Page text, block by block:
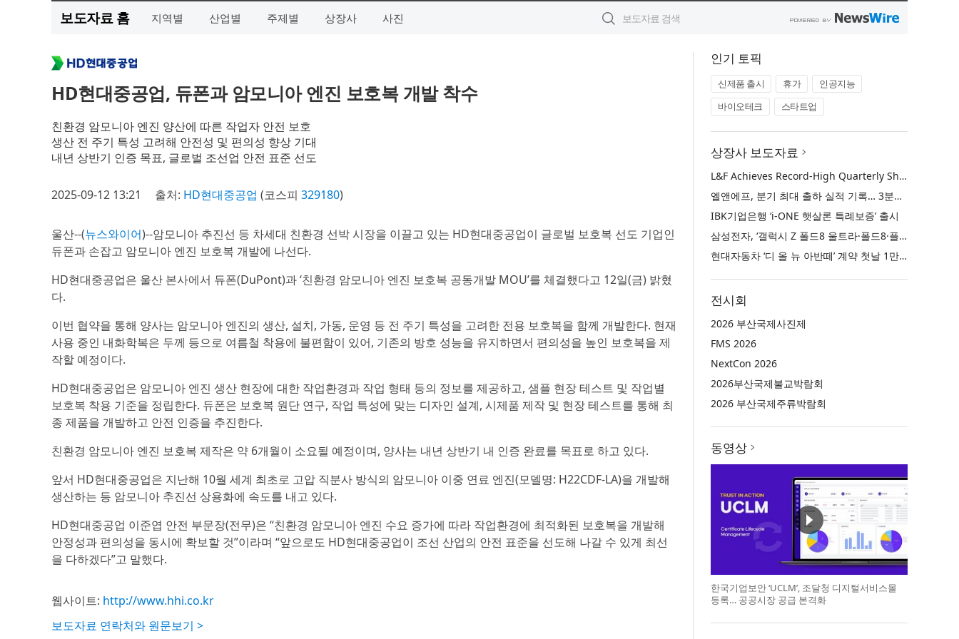
보도자료 홈 지역별 산업별 주제별 상장사 사진
HD현대중공업, 듀폰과 암모니아 엔진 보호복 개발 착수
친환경 암모니아 엔진 양산에 따른 작업자 안전 보호
생산 전 주기 특성 고려해 안전성 및 편의성 향상 기대
내년 상반기 인증 목표, 글로벌 조선업 안전 표준 선도
2025-09-12 13:21 출처: HD현대중공업 (코스피 329180)
울산--(뉴스와이어)--암모니아 추진선 등 차세대 친환경 선박 시장을 이끌고 있는 HD현대중공업이 글로벌 보호복 선도 기업인
듀폰과 손잡고 암모니아 엔진 보호복 개발에 나선다.
HD현대중공업은 울산 본사에서 듀폰(DuPont)과 ‘친환경 암모니아 엔진 보호복 공동개발 MOU’를 체결했다고 12일(금) 밝혔
다.
이번 협약을 통해 양사는 암모니아 엔진의 생산, 설치, 가동, 운영 등 전 주기 특성을 고려한 전용 보호복을 함께 개발한다. 현재
사용 중인 내화학복은 두께 등으로 여름철 착용에 불편함이 있어, 기존의 방호 성능을 유지하면서 편의성을 높인 보호복을 제
작할 예정이다.
HD현대중공업은 암모니아 엔진 생산 현장에 대한 작업환경과 작업 형태 등의 정보를 제공하고, 샘플 현장 테스트 및 작업별
보호복 착용 기준을 정립한다. 듀폰은 보호복 원단 연구, 작업 특성에 맞는 디자인 설계, 시제품 제작 및 현장 테스트를 통해 최
종 제품을 개발하고 안전 인증을 추진한다.
친환경 암모니아 엔진 보호복 제작은 약 6개월이 소요될 예정이며, 양사는 내년 상반기 내 인증 완료를 목표로 하고 있다.
앞서 HD현대중공업은 지난해 10월 세계 최초로 고압 직분사 방식의 암모니아 이중 연료 엔진(모델명: H22CDF-LA)을 개발해
생산하는 등 암모니아 추진선 상용화에 속도를 내고 있다.
HD현대중공업 이준엽 안전 부문장(전무)은 “친환경 암모니아 엔진 수요 증가에 따라 작업환경에 최적화된 보호복을 개발해
안정성과 편의성을 동시에 확보할 것”이라며 “앞으로도 HD현대중공업이 조선 산업의 안전 표준을 선도해 나갈 수 있게 최선
을 다하겠다”고 말했다.
웹사이트: http://www.hhi.co.kr
보도자료 연락처와 원문보기 >
인기 토픽
신제품 출시 휴가
인공지능
바이오테크
스타트업
상장사 보도자료
L&F Achieves Record-High Quarterly Shipments, Begins LFP Supply for North American ESS in Q3 Advancing its Two-Track NCM and LFP Growth Strategy
엘앤에프, 분기 최대 출하 실적 기록… 3분기 북미 ESS향 LFP 공급 착수 NCM+LFP ‘2-Track’ 성장 전략 실현
IBK기업은행 ‘i-ONE 햇살론 특례보증’ 출시
삼성전자, ‘갤럭시 Z 폴드8 울트라·폴드8·플립8’과 ‘갤럭시 워치 울트라2·워치9’ 국내 공식 출시
현대자동차 ‘디 올 뉴 아반떼’ 계약 첫날 1만 대 돌파
전시회
2026 부산국제사진제
FMS 2026
NextCon 2026
2026부산국제불교박람회
2026 부산국제주류박람회
동영상
한국기업보안 ‘UCLM’, 조달청 디지털서비스몰
등록… 공공시장 공급 본격화